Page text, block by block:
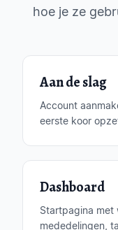
hoe je ze
Aan de slag
Account
eerste koor
Dashboard
Startpagina
mededelingen,